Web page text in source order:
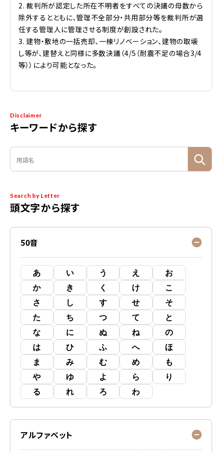
Disclaimer
キーワードから探す
Search by Letter
頭文字から探す
50音
あ い う え
お
か
き く け
こ
さ
し す せ
そ
た
ち つ て
と
な
に ぬ ね
の
は
ひ ふ へ
ほ
ま
み む め
も
や
ゆ よ ら
り
る
れ ろ わ
アルファベット
2. 裁判所が認定した所在不明者をすべての決議の母数から
除外するとともに、管理不全部分・共用部分等を裁判所が選
任する管理人に管理させる制度が創設された。
3. 建物・敷地の一括売却、一棟リノベーション、建物の取壊
し等が、建替えと同様に多数決議（4/5（耐震不足の場合3/4
等））により可能となった。